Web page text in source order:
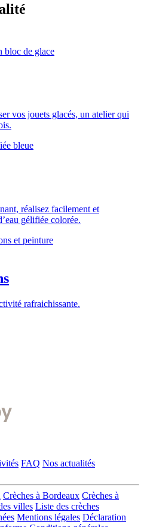
vos jouets glacés, un atelier qui
réalisez facilement et
gélifiée colorée.
rafraichissante.
FAQ Nos actualités
Crèches à Bordeaux Crèches à
villes Liste des crèches
Mentions légales Déclaration